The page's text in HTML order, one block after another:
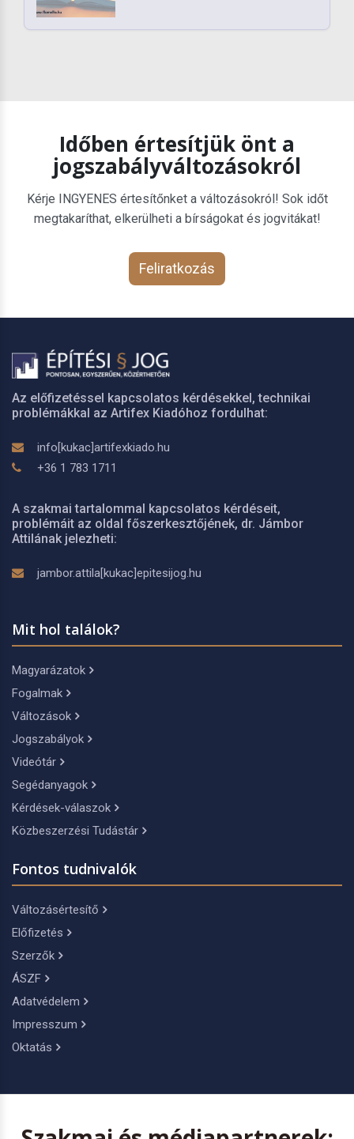
Időben értesítjük önt a
jogszabályváltozásokról
Kérje INGYENES értesítőnket a változásokról! Sok időt
megtakaríthat, elkerülheti a bírságokat és jogvitákat!
Feliratkozás
Az előfizetéssel kapcsolatos kérdésekkel, technikai
problémákkal az Artifex Kiadóhoz fordulhat:
info[kukac]artifexkiado.hu
+36 1 783 1711
A szakmai tartalommal kapcsolatos kérdéseit,
problémáit az oldal főszerkesztőjének, dr. Jámbor
Attilának jelezheti:
jambor.attila[kukac]epitesijog.hu
Mit hol találok?
Magyarázatok
Fogalmak
Változások
Jogszabályok
Videótár
Segédanyagok
Kérdések-válaszok
Közbeszerzési Tudástár
Fontos tudnivalók
Változásértesítő
Előfizetés
Szerzők
ÁSZF
Adatvédelem
Impresszum
Oktatás